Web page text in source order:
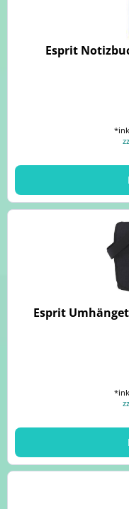
Esprit
Esprit